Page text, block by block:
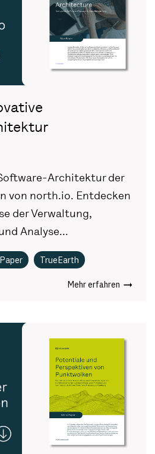
Architektur der
von north.io. Entdecken
der Verwaltung,
Analyse...
TrueEarth
Mehr erfahren